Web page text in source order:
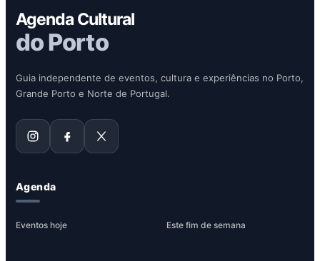
Agenda Cultural
do Porto
Guia independente de eventos, cultura e experiências no Porto,
Grande Porto e Norte de Portugal.
Agenda
Eventos hoje Este fim de semana